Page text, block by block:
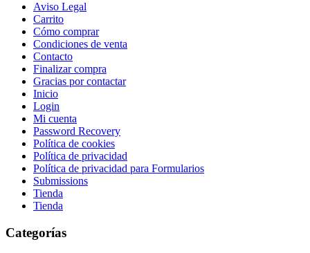
Aviso Legal
Carrito
Cómo comprar
Condiciones de venta
Contacto
Finalizar compra
Gracias por contactar
Inicio
Login
Mi cuenta
Password Recovery
Política de cookies
Política de privacidad
Política de privacidad para Formularios
Submissions
Tienda
Tienda
Categorías